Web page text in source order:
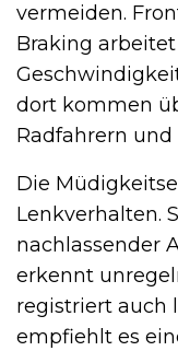
vermeiden.
Braking
dort kommen
Radfahrern
Die
Lenkverhalten.
nachlassender
erkennt
registriert auch
empfiehlt es